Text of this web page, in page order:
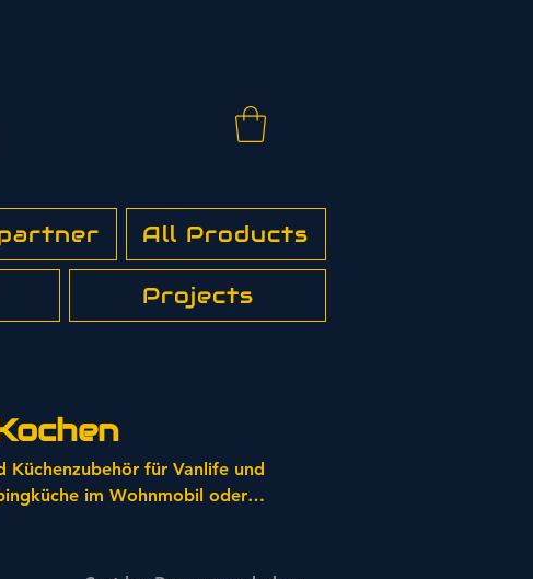
All Products
Projects
Küchenzubehör für Vanlife und
im Wohnmobil oder